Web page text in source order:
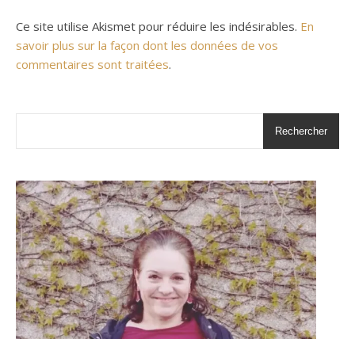
Ce site utilise Akismet pour réduire les indésirables. En
savoir plus sur la façon dont les données de vos
commentaires sont traitées.
Rechercher